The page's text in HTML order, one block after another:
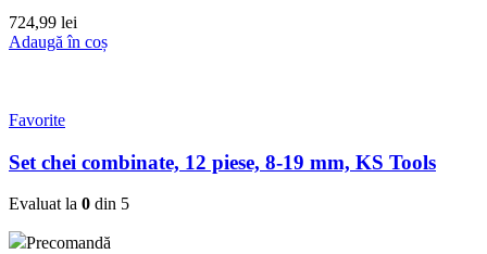
724,99 lei
Adaugă în coș
Favorite
Set chei combinate, 12 piese, 8-19 mm, KS Tools
Evaluat la 0 din 5
Precomandă